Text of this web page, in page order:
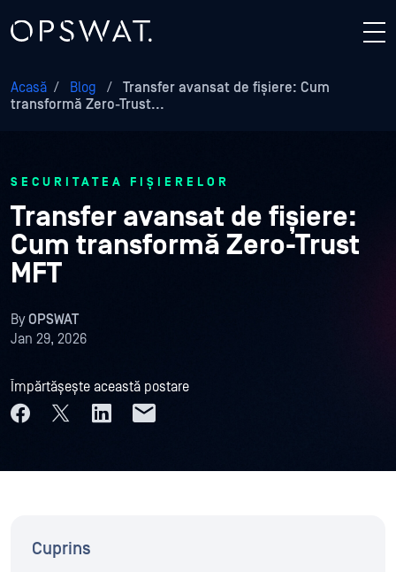
Acasă / Blog /
Transfer avansat de fișiere: Cum
transformă Zero-Trust...
SECURITATEA FIȘIERELOR
Transfer avansat de fișiere:
Cum transformă Zero-Trust
MFT
ByOPSWAT
Jan 29, 2026
Împărtășește această postare
Cuprins